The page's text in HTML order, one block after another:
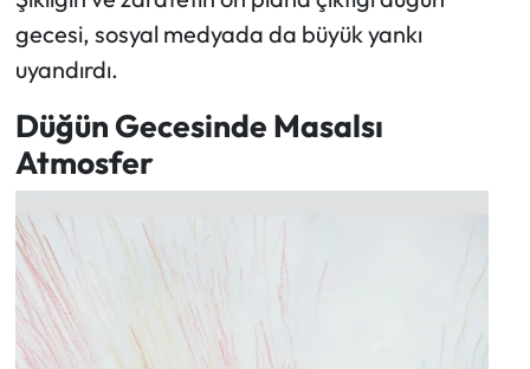
gecesi, sosyal medyada da büyük yankı
uyandırdı.
Düğün Gecesinde Masalsı
Atmosfer